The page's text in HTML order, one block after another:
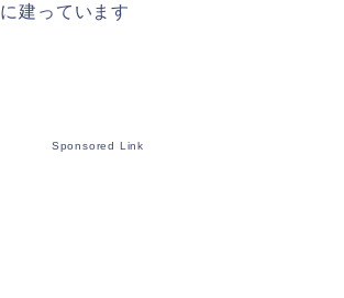
建っています
Sponsored Link